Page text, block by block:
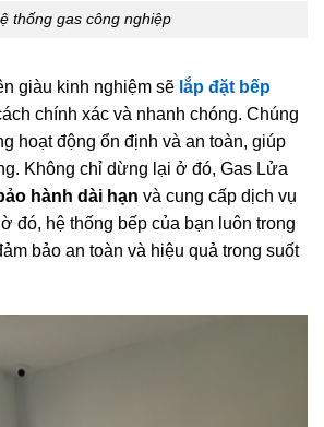
thống gas công nghiệp
giàu kinh nghiệm sẽ lắp đặt bếp
chính xác và nhanh chóng. Chúng
hoạt động ổn định và an toàn, giúp
Không chỉ dừng lại ở đó, Gas Lửa
hành dài hạn và cung cấp dịch vụ
đó, hệ thống bếp của bạn luôn trong
bảo an toàn và hiệu quả trong suốt